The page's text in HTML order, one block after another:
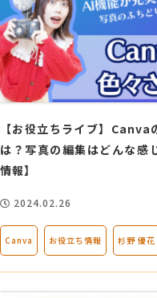
【お役立ちライブ】
は？写真の編集はどんな感
情報】
2024.02.26
Canva お役立ち情報 杉野 優花